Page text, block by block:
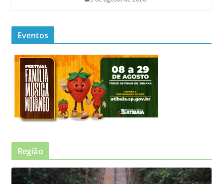
Eventos
Região